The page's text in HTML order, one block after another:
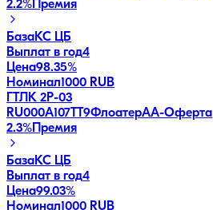
2.2% Премия
БазаКС ЦБ
Выплат в год4
Цена98.35%
Номинал1000 RUB
ГТЛК 2P-03
RU000A107TT9ФлоатерAA-Оферта
2.3% Премия
БазаКС ЦБ
Выплат в год4
Цена99.03%
Номинал1000 RUB